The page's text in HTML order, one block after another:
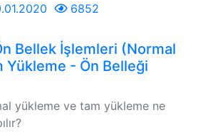
6852
Bellek İşlemleri (Normal
Yükleme - Ön Belleği
yükleme ve tam yükleme ne